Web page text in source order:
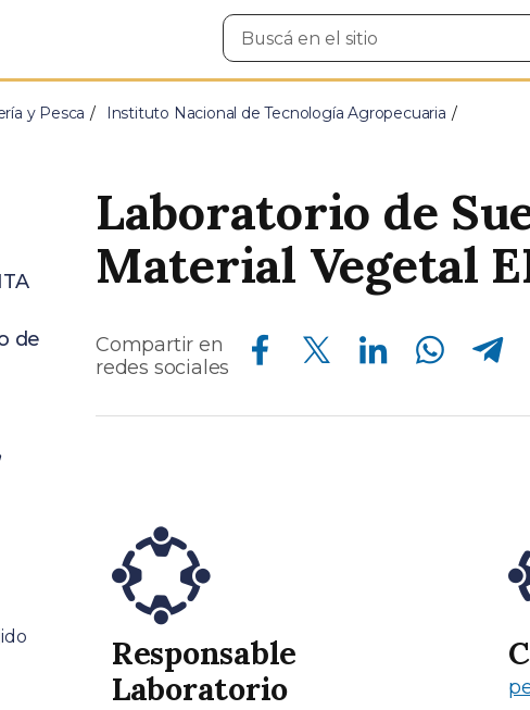
Buscar
en
y Pesca Instituto Nacional de Tecnología Agropecuaria
Laboratorio de
Material Vegetal
Compartir en
redes sociales
Compartir en Facebook Compartir en Twitter Compartir en Linkedin Compartir en Whatsapp Compartir en Telegram
Responsable
Laboratorio
de